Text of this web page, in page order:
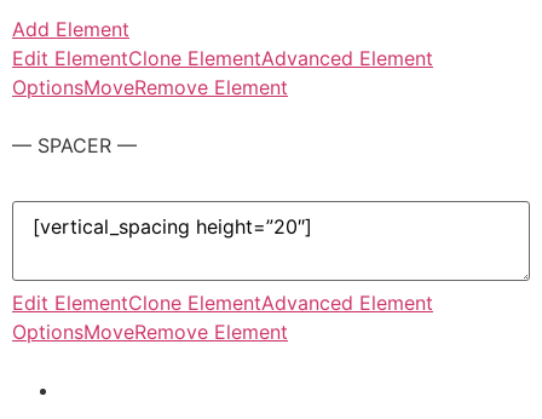
Add Element
Edit ElementClone ElementAdvanced Element
OptionsMoveRemove Element
— SPACER —
Edit ElementClone ElementAdvanced Element
OptionsMoveRemove Element